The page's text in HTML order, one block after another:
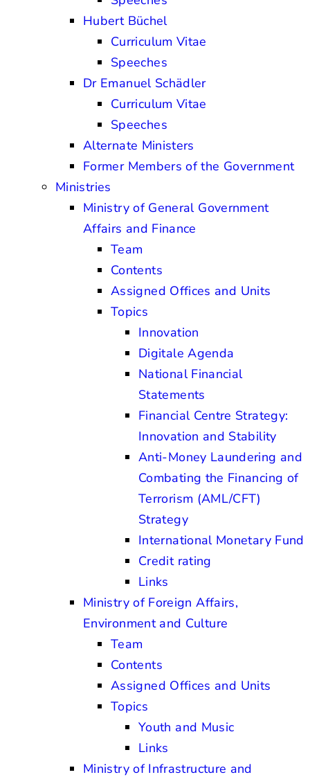
Hubert Büchel
Curriculum Vitae
Speeches
Dr Emanuel Schädler
Curriculum Vitae
Speeches
Alternate Ministers
Former Members of the Government
Ministries
Ministry of General Government
Affairs and Finance
Team
Contents
Assigned Offices and Units
Topics
Innovation
Digitale Agenda
National Financial
Statements
Financial Centre Strategy:
Innovation and Stability
Anti-Money Laundering and
Combating the Financing of
Terrorism (AML/CFT)
Strategy
International Monetary Fund
Credit rating
Links
Ministry of Foreign Affairs,
Environment and Culture
Team
Contents
Assigned Offices and Units
Topics
Youth and Music
Links
Ministry of Infrastructure and